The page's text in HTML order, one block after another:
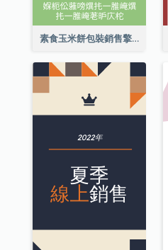
素食玉米餅包裝銷售擎天柱廣告